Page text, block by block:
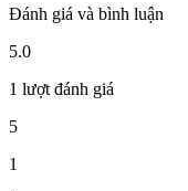
Đánh giá và bình luận
5.0
1 lượt đánh giá
5
1